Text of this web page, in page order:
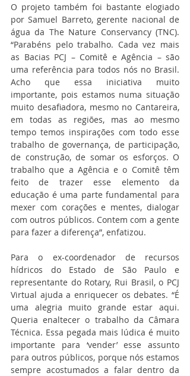
O projeto também foi bastante elogiado
por Samuel Barreto, gerente nacional de
água da The Nature Conservancy (TNC).
“Parabéns pelo trabalho. Cada vez mais
as Bacias PCJ – Comitê e Agência – são
uma referência para todos nós no Brasil.
Acho que essa iniciativa muito
importante, pois estamos numa situação
muito desafiadora, mesmo no Cantareira,
em todas as regiões, mas ao mesmo
tempo temos inspirações com todo esse
trabalho de governança, de participação,
de construção, de somar os esforços. O
trabalho que a Agência e o Comitê têm
feito de trazer esse elemento da
educação é uma parte fundamental para
mexer com corações e mentes, dialogar
com outros públicos. Contem com a gente
para fazer a diferença”, enfatizou.
Para o ex-coordenador de recursos
hídricos do Estado de São Paulo e
representante do Rotary, Rui Brasil, o PCJ
Virtual ajuda a enriquecer os debates. “É
uma alegria muito grande estar aqui.
Queria enaltecer o trabalho da Câmara
Técnica. Essa pegada mais lúdica é muito
importante para ‘vender’ esse assunto
para outros públicos, porque nós estamos
sempre acostumados a falar dentro da